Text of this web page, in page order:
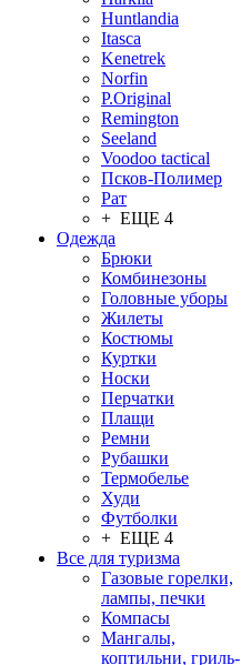
Huntlandia
Itasca
Kenetrek
Norfin
P.Original
Remington
Seeland
Voodoo tactical
Псков-Полимер
Рат
+ ЕЩЕ 4
Одежда
Брюки
Комбинезоны
Головные уборы
Жилеты
Костюмы
Куртки
Носки
Перчатки
Плащи
Ремни
Рубашки
Термобелье
Худи
Футболки
+ ЕЩЕ 4
Все для туризма
Газовые горелки,
лампы, печки
Компасы
Мангалы,
коптильни, гриль-